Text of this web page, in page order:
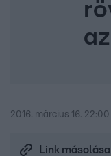
2016. március 16. 22:00
Link másolása